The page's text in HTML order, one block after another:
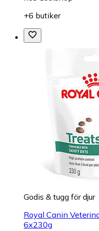
+6 butiker
Godis & tugg för djur
Royal Canin
6x230g